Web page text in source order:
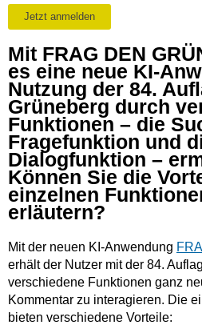
Mit FRAG DEN
es eine neue KI-
Nutzung der 84.
Grüneberg durch
Funktionen – die
Fragefunktion und
Dialogfunktion –
Können Sie die
einzelnen
erläutern?
Mit der neuen KI-Anwendung
erhält der Nutzer mit der 84.
verschiedene Funktionen ganz
Kommentar zu interagieren. Die
bieten verschiedene Vorteile: